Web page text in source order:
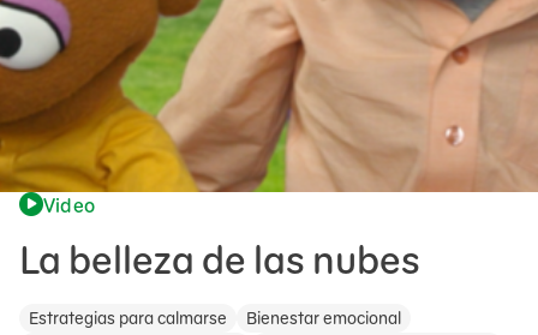
Video
La belleza de las nubes
Estrategias para calmarse
Bienestar emocional